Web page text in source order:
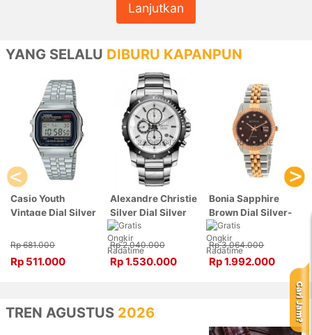
Lanjutkan
YANG SELALU DIBURU KAPANPUN
Casio Youth
Vintage Dial Silver
Case Silver
Rp 681.000
Rp 511.000
Alexandre Christie
Silver Dial Silver
Stainless Steel,
Case Silver
6141MCBTBSL
Rp 2.040.000
Rp 1.530.000
Bonia Sapphire
Brown Dial Silver-
Rose Gold Stainless
Steel, Case Silver-
Rose Gold
BNB10550-3646
Rp 3.064.000
Rp 1.992.000
TREN AGUSTUS 2026